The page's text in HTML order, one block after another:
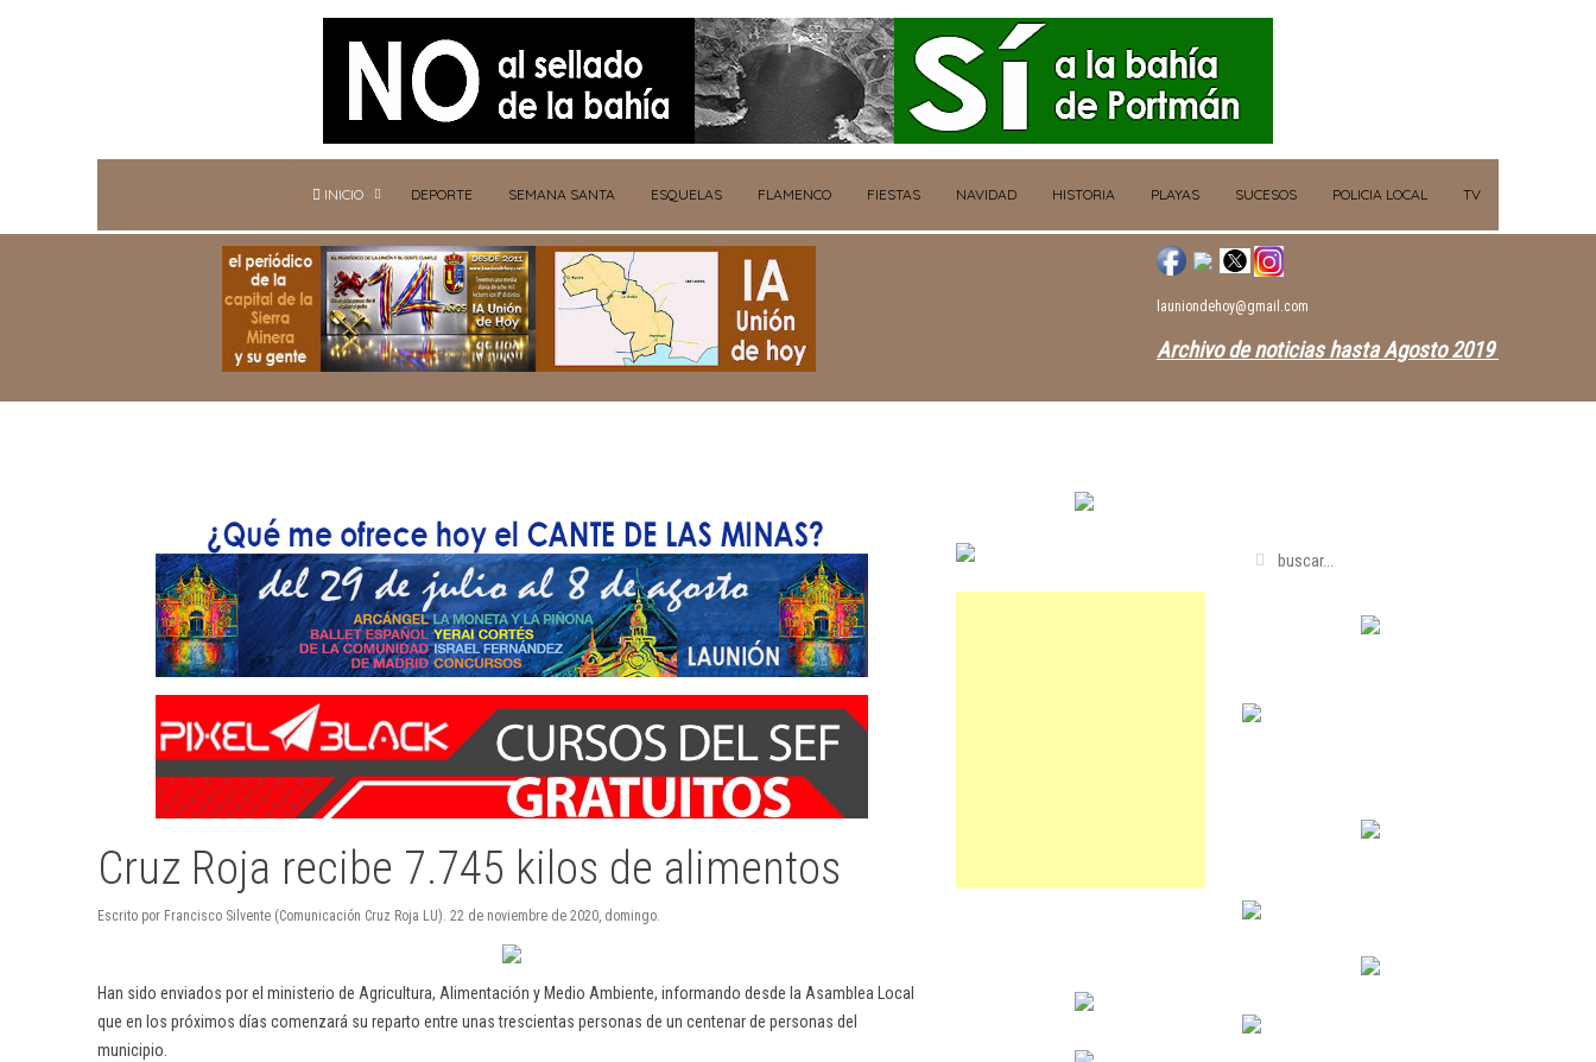
INICIO DEPORTE SEMANA SANTA ESQUELAS FLAMENCO FIESTAS NAVIDAD HISTORIA PLAYAS SUCESOS POLICIA LOCAL TV
launiondehoy@gmail.com
Archivo de noticias hasta Agosto 2019
Cruz Roja recibe 7.745 kilos de alimentos
Escrito por Francisco Silvente (Comunicación Cruz Roja LU). 22 de noviembre de 2020, domingo.
Han sido enviados por el ministerio de Agricultura, Alimentación y Medio Ambiente, informando desde la Asamblea Local
que en los próximos días comenzará su reparto entre unas trescientas personas de un centenar de personas del
municipio.